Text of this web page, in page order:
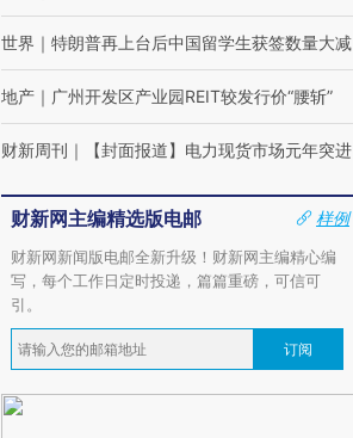
世界 ｜ 特朗普再上台后中国留学生获签数量大减
地产 ｜ 广州开发区产业园REIT较发行价“腰斩”
财新周刊 ｜ 【封面报道】电力现货市场元年突进
财新网主编精选版电邮
样例
财新网新闻版电邮全新升级！财新网主编精心编
写，每个工作日定时投递，篇篇重磅，可信可
引。
订阅